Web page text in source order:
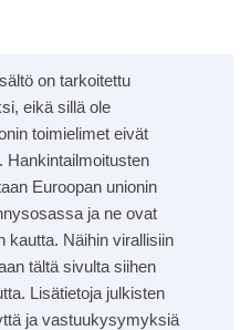
on tarkoitettu
eikä sillä ole
toimielimet eivät
Hankintailmoitusten
Euroopan unionin
ja ne ovat
kautta. Näihin virallisiin
tältä sivulta siihen
Lisätietoja julkisten
ja vastuukysymyksiä